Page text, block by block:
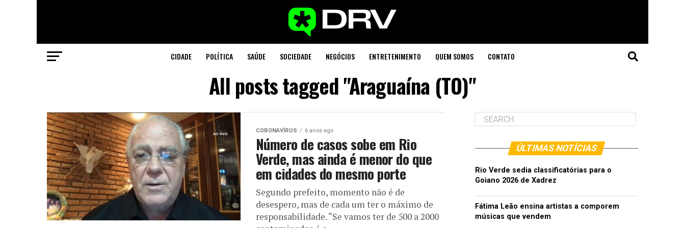
CIDADE POLÍTICA SAÚDE SOCIEDADE NEGÓCIOS ENTRETENIMENTO QUEM SOMOS CONTATO
All posts tagged "Araguaína (TO)"
CORONAVÍRUS 6 anos ago
Número de casos sobe em Rio
Verde, mas ainda é menor do que
em cidades do mesmo porte
Segundo prefeito, momento não é de
desespero, mas de cada um ter o máximo de
responsabilidade. “Se vamos ter de 500 a 2000
ÚLTIMAS NOTÍCIAS
Rio Verde sedia classificatórias para o
Goiano 2026 de Xadrez
Fátima Leão ensina artistas a comporem
músicas que vendem